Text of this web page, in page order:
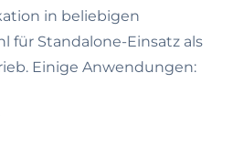
in beliebigen
für Standalone-Einsatz als
Einige Anwendungen: